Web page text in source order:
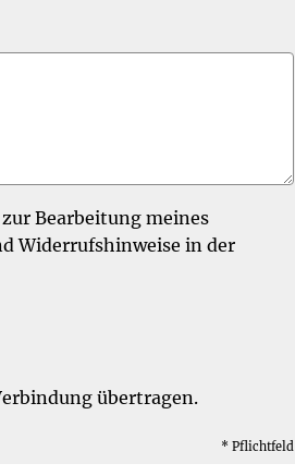
Bearbeitung meines
Widerrufshinweise in der
übertragen.
* Pflichtfeld